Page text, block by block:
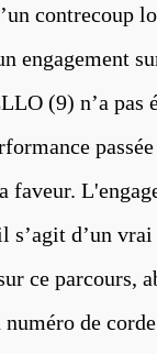
contrecoup
engagement
(9) n’a pas
s’agit d’un
ce parcours,
de